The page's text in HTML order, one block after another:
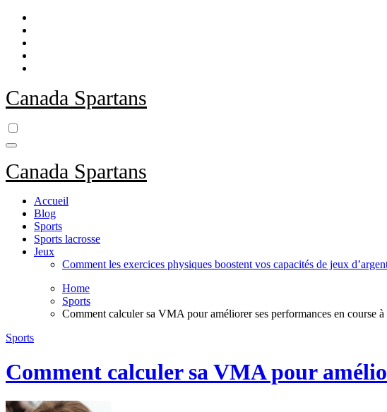
Skip
content
Canada Spartans
Canada Spartans
Accueil
Blog
Sports
Sports lacrosse
Jeux
Comment les exercices physiques boostent vos capacités de jeux
Home
Sports
Comment calculer sa VMA pour améliorer ses performances en course à
Sports
Comment calculer sa VMA pour